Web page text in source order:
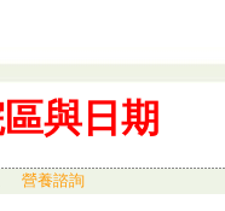
營養諮詢